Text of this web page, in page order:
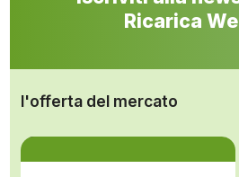
Ricarica
l'offerta del mercato